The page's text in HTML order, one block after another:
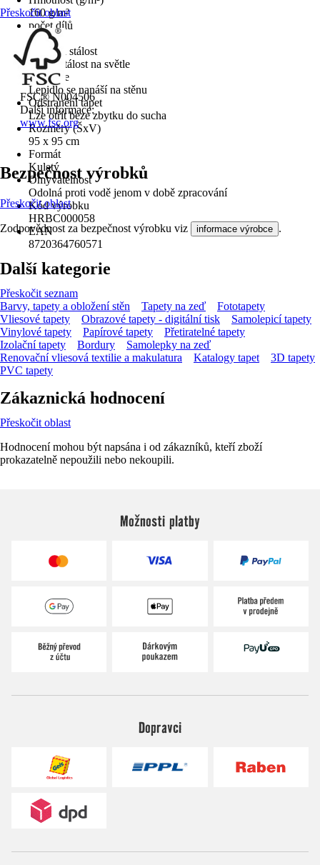
160 g/m²
počet dílů
2
Barevná stálost
Dobrá stálost na světle
Aplikace
Lepidlo se nanáší na stěnu
Odstranění tapet
Lze otřít beze zbytku do sucha
Rozměry (ŠxV)
95 x 95 cm
Formát
Kulatý
Omyvatelnost
Odolná proti vodě jenom v době zpracování
Kód výrobku
HRBC000058
EAN
8720364760571
Přeskočit oblast
FSC® N004506
Další informace:
www.fsc.org
Bezpečnost výrobků
Přeskočit oblast
Zodpovědnost za bezpečnost výrobku viz informace výrobce .
Další kategorie
Přeskočit seznam
Barvy, tapety a obložení stěn
Tapety na zeď
Fototapety
Vliesové tapety
Obrazové tapety - digitální tisk
Samolepicí tapety
Vinylové tapety
Papírové tapety
Přetiratelné tapety
Izolační tapety
Bordury
Samolepky na zeď
Renovační vliesová textilie a makulatura
Katalogy tapet
3D tapety
PVC tapety
Zákaznická hodnocení
Přeskočit oblast
Hodnocení mohou být napsána i od zákazníků, kteří zboží
prokazatelně nepoužili nebo nekoupili.
Možnosti platby
Dopravci